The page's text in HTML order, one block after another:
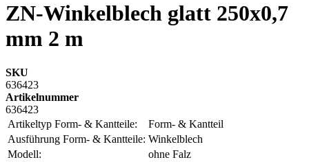
ZN-Winkelblech glatt 250x0,7
mm 2 m
SKU
636423
Artikelnummer
636423
Artikeltyp Form- & Kantteile:
Form- & Kantteil
Ausführung Form- & Kantteile: Winkelblech
Modell:
ohne Falz